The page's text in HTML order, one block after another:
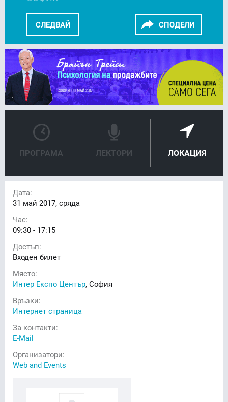
СЛЕДВАЙ СПОДЕЛИ
FACEBOOK LINKEDIN
ПРОГРАМА ЛЕКТОРИ ЛОКАЦИЯ
Дата:
31 май 2017, сряда
Час:
09:30 - 17:15
Достъп:
Входен билет
Място:
Интер Експо Център, София
Връзки:
Интернет страница
За контакти:
E-Mail
Организатори:
Web and Events